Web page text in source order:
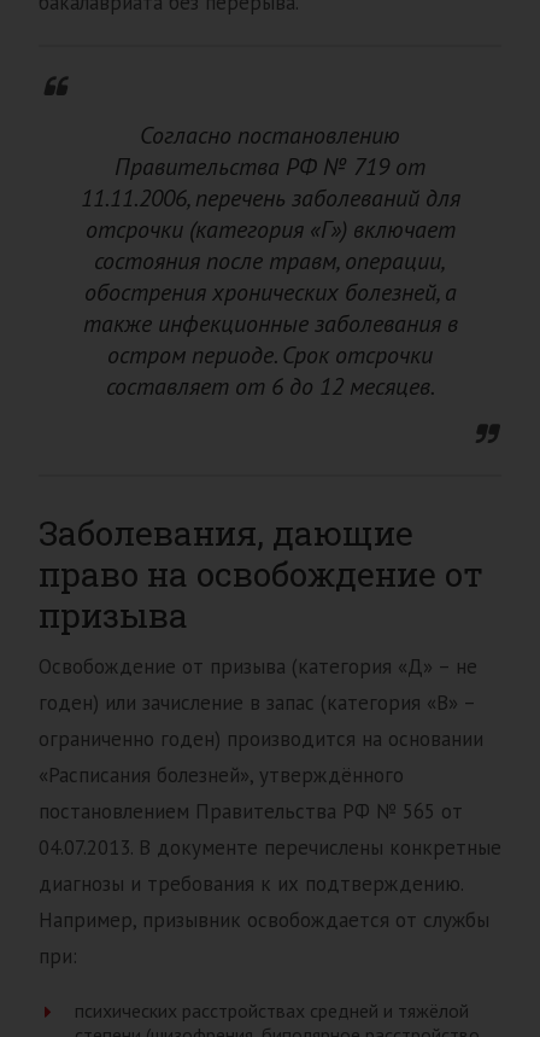
Согласно постановлению
Правительства РФ № 719 от
11.11.2006, перечень заболеваний для
отсрочки (категория «Г») включает
состояния после травм, операции,
обострения хронических болезней, а
также инфекционные заболевания в
остром периоде. Срок отсрочки
составляет от 6 до 12 месяцев.
Заболевания, дающие
право на освобождение от
призыва
Освобождение от призыва (категория «Д» – не
годен) или зачисление в запас (категория «В» –
ограниченно годен) производится на основании
«Расписания болезней», утверждённого
постановлением Правительства РФ № 565 от
04.07.2013. В документе перечислены конкретные
диагнозы и требования к их подтверждению.
Например, призывник освобождается от службы
при:
психических расстройствах средней и тяжёлой